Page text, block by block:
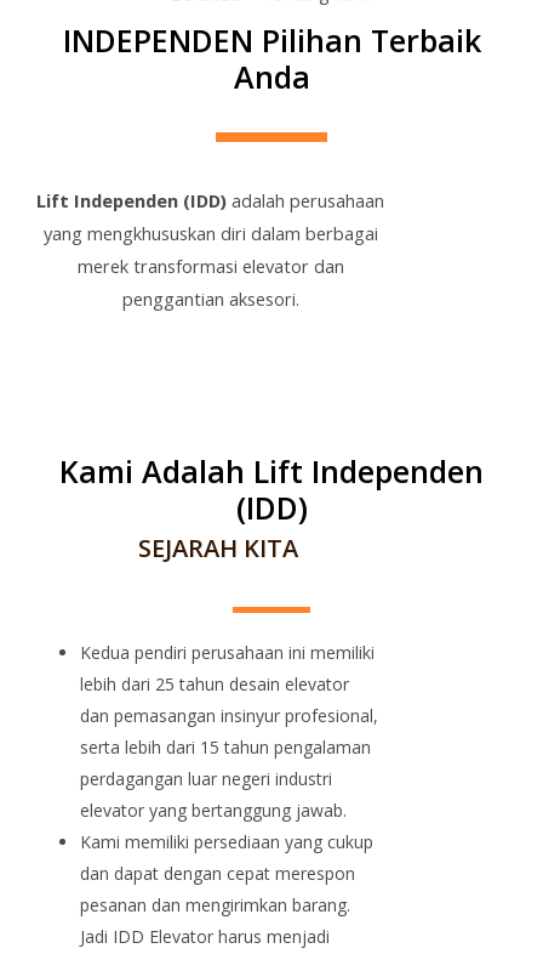
INDEPENDEN Pilihan Terbaik
Anda
Lift Independen (IDD) adalah perusahaan
yang mengkhususkan diri dalam berbagai
merek transformasi elevator dan
penggantian aksesori.
Kami Adalah Lift Independen
(IDD)
SEJARAH KITA
Kedua pendiri perusahaan ini memiliki
lebih dari 25 tahun desain elevator
dan pemasangan insinyur profesional,
serta lebih dari 15 tahun pengalaman
perdagangan luar negeri industri
elevator yang bertanggung jawab.
Kami memiliki persediaan yang cukup
dan dapat dengan cepat merespon
pesanan dan mengirimkan barang.
Jadi IDD Elevator harus menjadi